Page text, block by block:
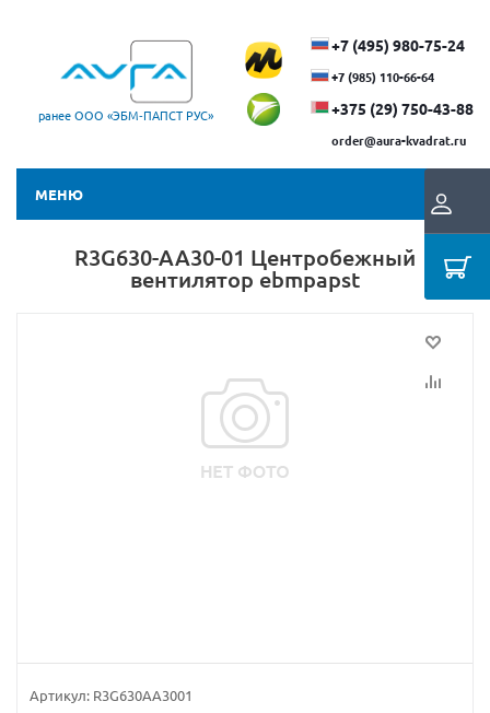
ранее ООО «ЭБМ‑ПАПСТ РУС»
+7 (495) 980-75-24
+7 (985) 110-66-64
+375 (29) ​750-43-88
order@aura-kvadrat.ru
МЕНЮ
R3G630-AA30-01 Центробежный
вентилятор ebmpapst
Артикул: R3G630AA3001